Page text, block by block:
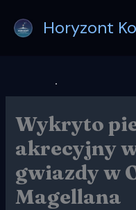
treści
Horyzont
Wykryto
akrecyjny
gwiazdy w
Magellana